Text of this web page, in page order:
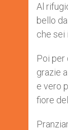
Al
bello
che sei
Poi per
grazie
e vero
fiore